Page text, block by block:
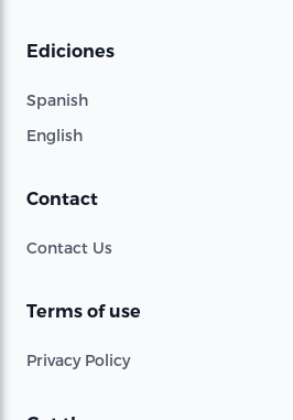
Ediciones
Spanish
English
Contact
Contact Us
Terms of use
Privacy Policy